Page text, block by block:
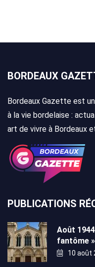
BORDEAUX
Bordeaux Gazette est
à la vie bordelaise :
art de vivre à Bordeaux
PUBLICATIONS
Août
fantôme
10 août